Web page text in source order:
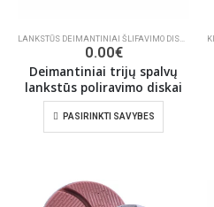
0.00€
Deimantiniai trijų spalvų
lankstūs poliravimo diskai
PASIRINKTI SAVYBES